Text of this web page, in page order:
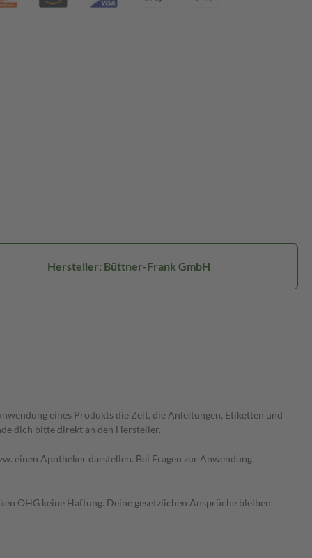
Hersteller: Büttner-Frank GmbH
eines Produkts die Zeit, die Anleitungen, Etiketten und
dich bitte direkt an den Hersteller.
einen Apotheker darstellen. Bei Fragen zur Anwendung,
OHG keine Haftung. Deine gesetzlichen Ansprüche bleiben